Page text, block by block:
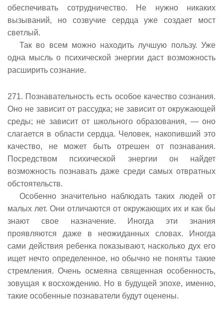
обеспечивать сотрудничество. Не нужно никаких
вызываний, но созвучие сердца уже создает мост
светлый.
Так во всем можно находить лучшую пользу. Уже
одна мысль о психической энергии даст возможность
расширить сознание.
271. Познавательность есть особое качество сознания.
Оно не зависит от рассудка; не зависит от окружающей
среды; не зависит от школьного образования, — оно
слагается в области сердца. Человек, накопивший это
качество, не может быть отрешен от познавания.
Посредством психической энергии он найдет
возможность познавать даже среди самых отвратных
обстоятельств.
Особенно значительно наблюдать таких людей от
малых лет. Они отличаются от окружающих их и как бы
знают свое назначение. Иногда эти знания
проявляются даже в неожиданных словах. Иногда
сами действия ребенка показывают, насколько дух его
ищет нечто определенное, но обычно не поняты такие
стремления. Очень осмеяна священная особенность,
зовущая к восхождению. Но в будущей эпохе, именно,
такие особенные познаватели будут оценены.